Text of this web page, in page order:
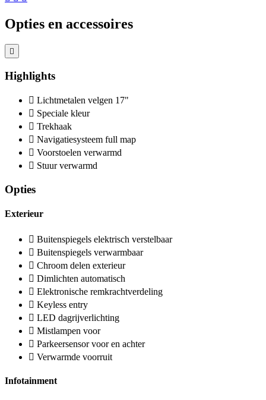
Opties en accessoires
Highlights
Lichtmetalen velgen 17"
Speciale kleur
Trekhaak
Navigatiesysteem full map
Voorstoelen verwarmd
Stuur verwarmd
Opties
Exterieur
Buitenspiegels elektrisch verstelbaar
Buitenspiegels verwarmbaar
Chroom delen exterieur
Dimlichten automatisch
Elektronische remkrachtverdeling
Keyless entry
LED dagrijverlichting
Mistlampen voor
Parkeersensor voor en achter
Verwarmde voorruit
Infotainment